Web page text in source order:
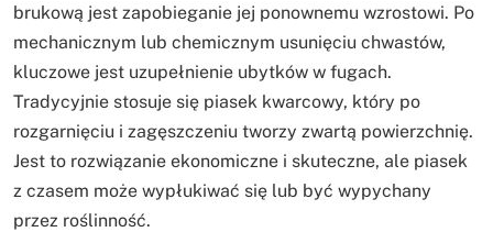
brukową jest zapobieganie jej ponownemu wzrostowi. Po
mechanicznym lub chemicznym usunięciu chwastów,
kluczowe jest uzupełnienie ubytków w fugach.
Tradycyjnie stosuje się piasek kwarcowy, który po
rozgarnięciu i zagęszczeniu tworzy zwartą powierzchnię.
Jest to rozwiązanie ekonomiczne i skuteczne, ale piasek
z czasem może wypłukiwać się lub być wypychany
przez roślinność.